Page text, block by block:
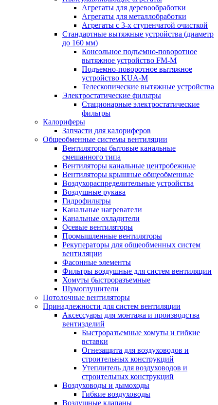
Агрегаты для деревообработки
Агрегаты для металлобработки
Агрегаты с 3-х ступенчатой очисткой
Стандартные вытяжные устройства (диаметр
до 160 мм)
Консольное подъемно-поворотное
вытяжное устройство FM-M
Подъемно-поворотное вытяжное
устройство KUA-M
Телескопические вытяжные устройства
Электростатические фильтры
Стационарные электростатические
фильтры
Калориферы
Запчасти для калориферов
Общеобменные системы вентиляции
Вентиляторы бытовые канальные
смешанного типа
Вентиляторы канальные центробежные
Вентиляторы крышные общеобменные
Воздухораспределительные устройства
Воздушные рукава
Гидрофильтры
Канальные нагреватели
Канальные охладители
Осевые вентиляторы
Промышленные вентиляторы
Рекуператоры для общеобменных систем
вентиляции
Фасонные элементы
Фильтры воздушные для систем вентиляции
Хомуты быстроразъемные
Шумоглушители
Потолочные вентиляторы
Принадлежности для систем вентиляции
Аксессуары для монтажа и производства
вентизделий
Быстроразъемные хомуты и гибкие
вставки
Огнезащита для воздуховодов и
строительных конструкций
Утеплитель для воздуховодов и
строительных конструкций
Воздуховоды и дымоходы
Гибкие воздуховоды
Воздушные клапаны